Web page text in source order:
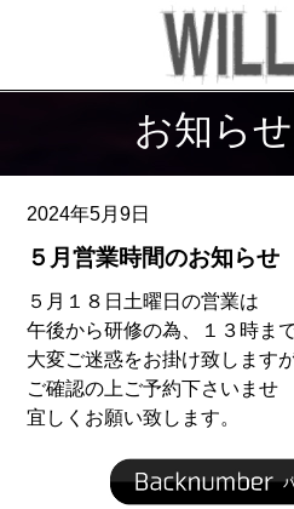
お知らせ
2024年5月9日
５月営業時間のお知らせ
５月１８日土曜日の営業は
午後から研修の為、１３時ま
大変ご迷惑をお掛け致します
ご確認の上ご予約下さいませ
宜しくお願い致します。